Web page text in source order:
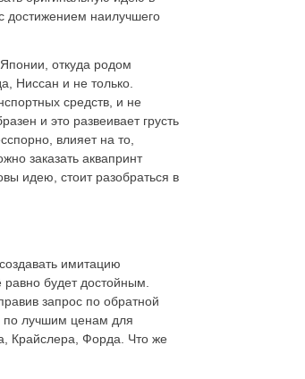
достижением наилучшего
откуда родом
Ниссан и не только.
средств, и не
и это развеивает грусть
влияет на то,
заказать аквапринт
идею, стоит разобраться в
имитацию
будет достойным.
запрос по обратной
по лучшим ценам для
Крайслера, Форда. Что же